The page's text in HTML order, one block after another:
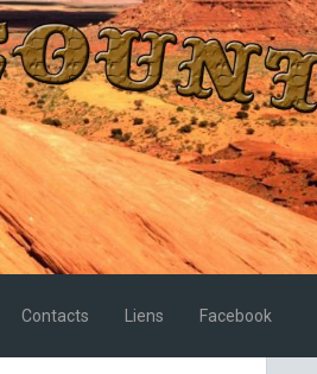
Contacts Liens Facebook